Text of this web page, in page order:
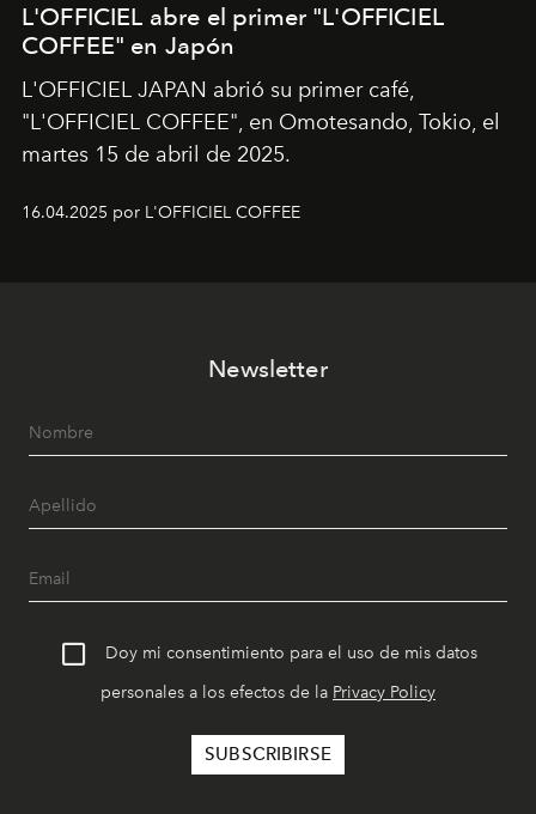
L'OFFICIEL abre el primer "L'OFFICIEL
COFFEE" en Japón
L'OFFICIEL JAPAN abrió su primer café,
"L'OFFICIEL COFFEE", en Omotesando, Tokio, el
martes 15 de abril de 2025.
16.04.2025 por L'OFFICIEL COFFEE
Newsletter
Doy mi consentimiento para el uso de mis datos
personales a los efectos de la Privacy Policy